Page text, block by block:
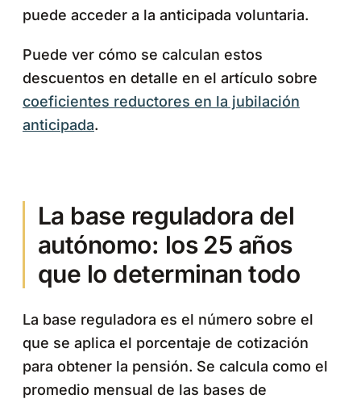
puede acceder a la anticipada voluntaria.
Puede ver cómo se calculan estos
descuentos en detalle en el artículo sobre
coeficientes reductores en la jubilación
anticipada.
La base reguladora del
autónomo: los 25 años
que lo determinan todo
La base reguladora es el número sobre el
que se aplica el porcentaje de cotización
para obtener la pensión. Se calcula como el
promedio mensual de las bases de